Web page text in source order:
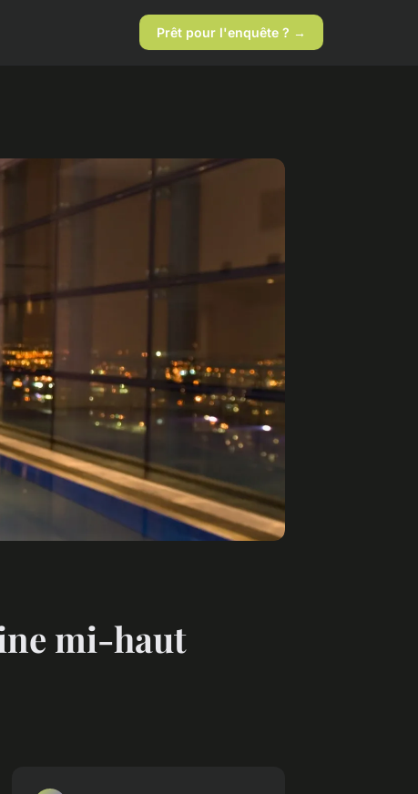
Prêt pour l'enquête ? →
mi-haut